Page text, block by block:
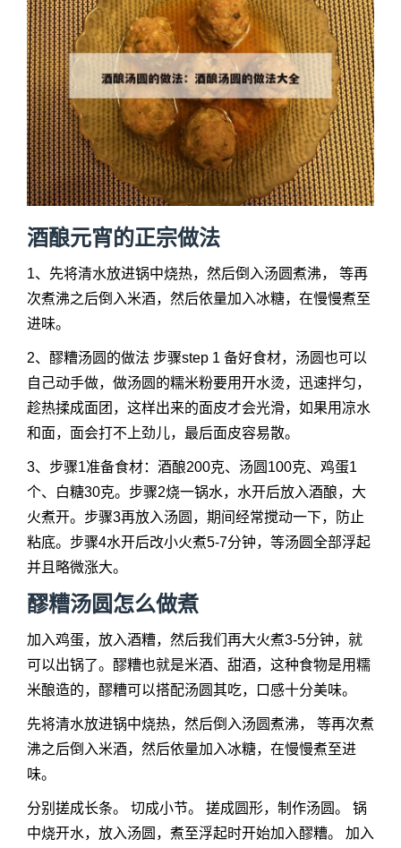
酒酿元宵的正宗做法
1、先将清水放进锅中烧热，然后倒入汤圆煮沸， 等再
次煮沸之后倒入米酒，然后依量加入冰糖，在慢慢煮至
进味。
2、醪糟汤圆的做法 步骤step 1 备好食材，汤圆也可以
自己动手做，做汤圆的糯米粉要用开水烫，迅速拌匀，
趁热揉成面团，这样出来的面皮才会光滑，如果用凉水
和面，面会打不上劲儿，最后面皮容易散。
3、步骤1准备食材：酒酿200克、汤圆100克、鸡蛋1
个、白糖30克。步骤2烧一锅水，水开后放入酒酿，大
火煮开。步骤3再放入汤圆，期间经常搅动一下，防止
粘底。步骤4水开后改小火煮5-7分钟，等汤圆全部浮起
并且略微涨大。
醪糟汤圆怎么做煮
加入鸡蛋，放入酒糟，然后我们再大火煮3-5分钟，就
可以出锅了。醪糟也就是米酒、甜酒，这种食物是用糯
米酿造的，醪糟可以搭配汤圆其吃，口感十分美味。
先将清水放进锅中烧热，然后倒入汤圆煮沸， 等再次煮
沸之后倒入米酒，然后依量加入冰糖，在慢慢煮至进
味。
分别搓成长条。 切成小节。 搓成圆形，制作汤圆。 锅
中烧开水，放入汤圆，煮至浮起时开始加入醪糟。 加入